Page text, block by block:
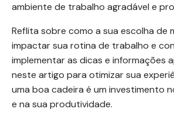
ambiente de trabalho agradável e
Reflita sobre como a sua escolha de
impactar sua rotina de trabalho e
implementar as dicas e informações
neste artigo para otimizar sua
uma boa cadeira é um investimento
e na sua produtividade.